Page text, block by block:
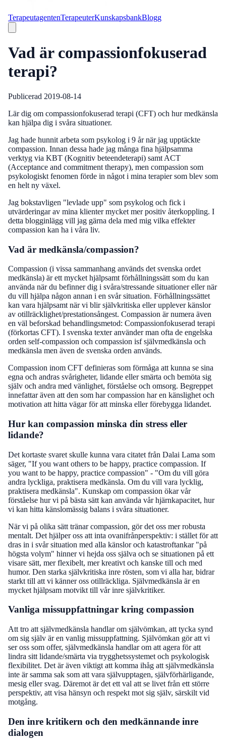
TerapeutagentenTerapeuterKunskapsbankBlogg
Vad är compassionfokuserad
terapi?
Publicerad 2019-08-14
Lär dig om compassionfokuserad terapi (CFT) och hur medkänsla
kan hjälpa dig i svåra situationer.
Jag hade hunnit arbeta som psykolog i 9 år när jag upptäckte
compassion. Innan dessa hade jag många fina hjälpsamma
verktyg via KBT (Kognitiv beteendeterapi) samt ACT
(Acceptance and commitment therapy), men compassion som
psykologiskt fenomen förde in något i mina terapier som blev som
en helt ny växel.
Jag bokstavligen "levlade upp" som psykolog och fick i
utvärderingar av mina klienter mycket mer positiv återkoppling. I
detta blogginlägg vill jag gärna dela med mig vilka effekter
compassion kan ha i våra liv.
Vad är medkänsla/compassion?
Compassion (i vissa sammanhang används det svenska ordet
medkänsla) är ett mycket hjälpsamt förhållningssätt som du kan
använda när du befinner dig i svåra/stressande situationer eller när
du vill hjälpa någon annan i en svår situation. Förhållningssättet
kan vara hjälpsamt när vi blir självkritiska eller upplever känslor
av otillräcklighet/prestationsångest. Compassion är numera även
en väl beforskad behandlingsmetod: Compassionfokuserad terapi
(förkortas CFT). I svenska texter använder man ofta de engelska
orden self-compassion och compassion isf självmedkänsla och
medkänsla men även de svenska orden används.
Compassion inom CFT definieras som förmåga att kunna se sina
egna och andras svårigheter, lidande eller smärta och bemöta sig
själv och andra med vänlighet, förståelse och omsorg. Begreppet
innefattar även att den som har compassion har en känslighet och
motivation att hitta vägar för att minska eller förebygga lidandet.
Hur kan compassion minska din stress eller
lidande?
Det kortaste svaret skulle kunna vara citatet från Dalai Lama som
säger, "If you want others to be happy, practice compassion. If
you want to be happy, practice compassion" - "Om du vill göra
andra lyckliga, praktisera medkänsla. Om du vill vara lycklig,
praktisera medkänsla". Kunskap om compassion ökar vår
förståelse hur vi på bästa sätt kan använda vår hjärnkapacitet, hur
vi kan hitta känslomässig balans i svåra situationer.
När vi på olika sätt tränar compassion, gör det oss mer robusta
mentalt. Det hjälper oss att inta ovanifrånperspektiv: i stället för att
dras in i svår situation med alla känslor och katastroftankar "på
högsta volym" hinner vi hejda oss själva och se situationen på ett
visare sätt, mer flexibelt, mer kreativt och kanske till och med
humor. Den starka självkritiska inre rösten, som vi alla har, bidrar
starkt till att vi känner oss otillräckliga. Självmedkänsla är en
mycket hjälpsam motvikt till vår inre självkritiker.
Vanliga missuppfattningar kring compassion
Att tro att självmedkänsla handlar om självömkan, att tycka synd
om sig själv är en vanlig missuppfattning. Självömkan gör att vi
ser oss som offer, självmedkänsla handlar om att agera för att
lindra sitt lidande/smärta via trygghetssystemet och psykologisk
flexibilitet. Det är även viktigt att komma ihåg att självmedkänsla
inte är samma sak som att vara självupptagen, självförhärligande,
mesig eller svag. Däremot är det ett val att se livet från ett större
perspektiv, att visa hänsyn och respekt mot sig själv, särskilt vid
motgång.
Den inre kritikern och den medkännande inre
dialogen